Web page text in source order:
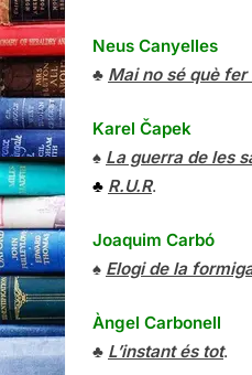
Neus Canyelles
♣ Mai no sé què
Karel Čapek
♠ La guerra de les
♣ R.U.R.
Joaquim Carbó
♠ Elogi de la
Àngel Carbonell
♣ L’instant és tot.